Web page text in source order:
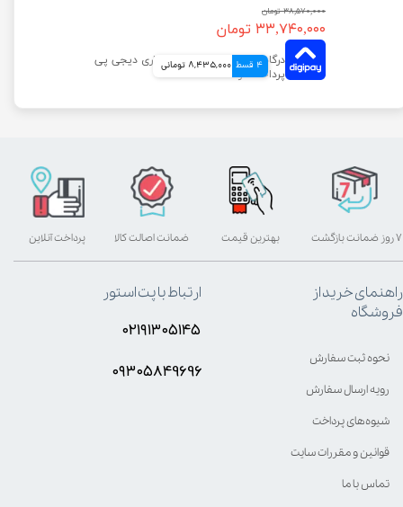
۳۸,۵۷۰,۰۰۰ تومان
۳۳,۷۴۰,۰۰۰ تومان
4 قسط 8,435,000 تومانی
بهترین قیمت پرداخت آنلاین ۷ روز ضمانت بازگشت ضمانت اصالت کالا
راهنمای خرید از
فروشگاه
نحوه ثبت سفارش
رویه ارسال سفارش
شیوه‌های پرداخت
قوانین و مقررات سایت
تماس با ما
ارتباط با پت استور
۰۲۱۹۱۳۰۵۱۴۵
۰۹۳۰۵8۴9696